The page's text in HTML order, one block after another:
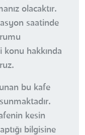
olacaktır.
saatinde
konu hakkında
bu kafe
kesin
bilgisine